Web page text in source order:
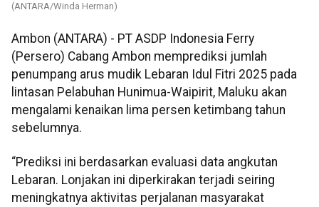
(ANTARA/Winda Herman)
Ambon (ANTARA) - PT ASDP Indonesia Ferry
(Persero) Cabang Ambon memprediksi jumlah
penumpang arus mudik Lebaran Idul Fitri 2025 pada
lintasan Pelabuhan Hunimua-Waipirit, Maluku akan
mengalami kenaikan lima persen ketimbang tahun
sebelumnya.
“Prediksi ini berdasarkan evaluasi data angkutan
Lebaran. Lonjakan ini diperkirakan terjadi seiring
meningkatnya aktivitas perjalanan masyarakat